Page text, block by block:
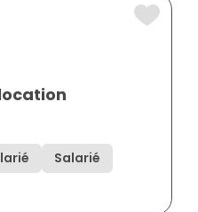
Salarié